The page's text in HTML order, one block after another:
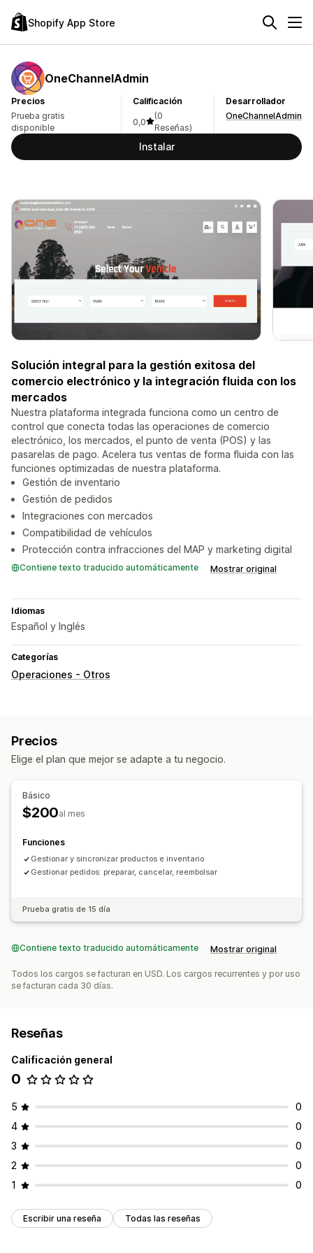
Shopify App Store
OneChannelAdmin
Precios
Prueba gratis
disponible
Calificación
0,0
(0
Reseñas)
Desarrollador
OneChannelAdmin
Instalar
Solución integral para la gestión exitosa del
comercio electrónico y la integración fluida con los
mercados
Nuestra plataforma integrada funciona como un centro de
control que conecta todas las operaciones de comercio
electrónico, los mercados, el punto de venta (POS) y las
pasarelas de pago. Acelera tus ventas de forma fluida con las
funciones optimizadas de nuestra plataforma.
Gestión de inventario
Gestión de pedidos
Integraciones con mercados
Compatibilidad de vehículos
Protección contra infracciones del MAP y marketing digital
Contiene texto traducido automáticamente Mostrar original
Idiomas
Español y Inglés
Categorías
Operaciones - Otros
Precios
Elige el plan que mejor se adapte a tu negocio.
Básico
$200al mes
Funciones
Gestionar y sincronizar productos e inventario
Gestionar pedidos: preparar, cancelar, reembolsar
Prueba gratis de 15 día
Contiene texto traducido automáticamente Mostrar original
Todos los cargos se facturan en USD. Los cargos recurrentes y por uso
se facturan cada 30 días.
Reseñas
Calificación general
0
5
0
4
0
3
0
2
0
1
0
Escribir una reseña Todas las reseñas